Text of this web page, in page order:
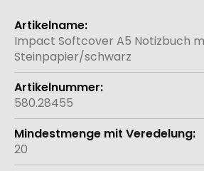
Weitere
Informationen
Impact Softcover A5 Notizbuch
Steinpapier/schwarz
580.28455
20